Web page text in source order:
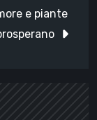
e piante